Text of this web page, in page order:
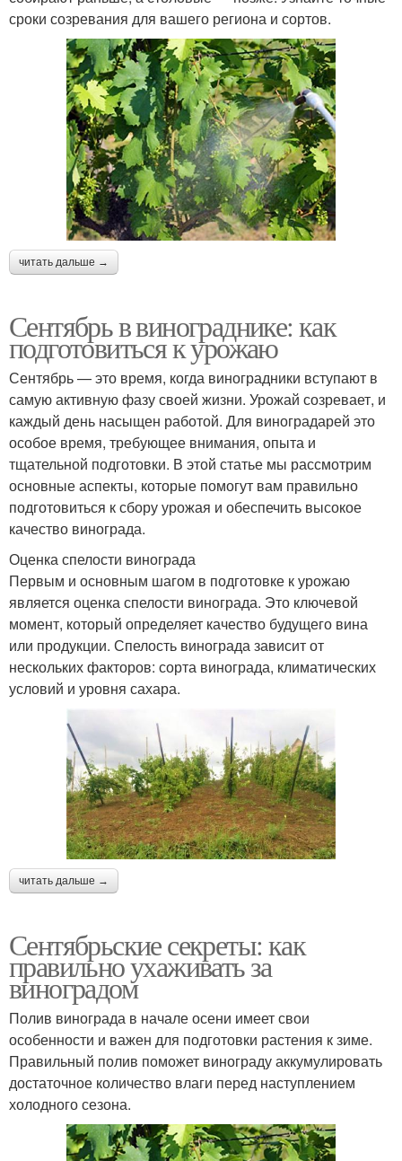
сроки созревания для вашего региона и сортов.
читать дальше →
Сентябрь в винограднике: как
подготовиться к урожаю
Сентябрь — это время, когда виноградники вступают в
самую активную фазу своей жизни. Урожай созревает, и
каждый день насыщен работой. Для виноградарей это
особое время, требующее внимания, опыта и
тщательной подготовки. В этой статье мы рассмотрим
основные аспекты, которые помогут вам правильно
подготовиться к сбору урожая и обеспечить высокое
качество винограда.
Оценка спелости винограда
Первым и основным шагом в подготовке к урожаю
является оценка спелости винограда. Это ключевой
момент, который определяет качество будущего вина
или продукции. Спелость винограда зависит от
нескольких факторов: сорта винограда, климатических
условий и уровня сахара.
читать дальше →
Сентябрьские секреты: как
правильно ухаживать за
виноградом
Полив винограда в начале осени имеет свои
особенности и важен для подготовки растения к зиме.
Правильный полив поможет винограду аккумулировать
достаточное количество влаги перед наступлением
холодного сезона.